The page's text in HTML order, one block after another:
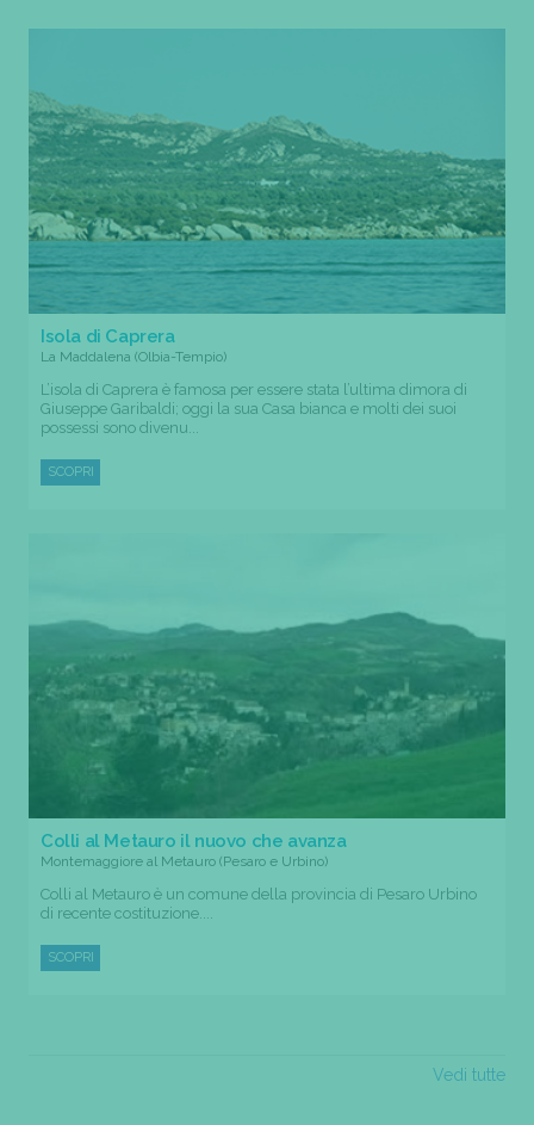
Isola di Caprera
La Maddalena (Olbia-Tempio)
L’isola di Caprera è famosa per essere stata l’ultima dimora di
Giuseppe Garibaldi; oggi la sua Casa bianca e molti dei suoi
possessi sono divenu...
SCOPRI
Colli al Metauro il nuovo che avanza
Montemaggiore al Metauro (Pesaro e Urbino)
Colli al Metauro è un comune della provincia di Pesaro Urbino
di recente costituzione....
SCOPRI
Vedi tutte